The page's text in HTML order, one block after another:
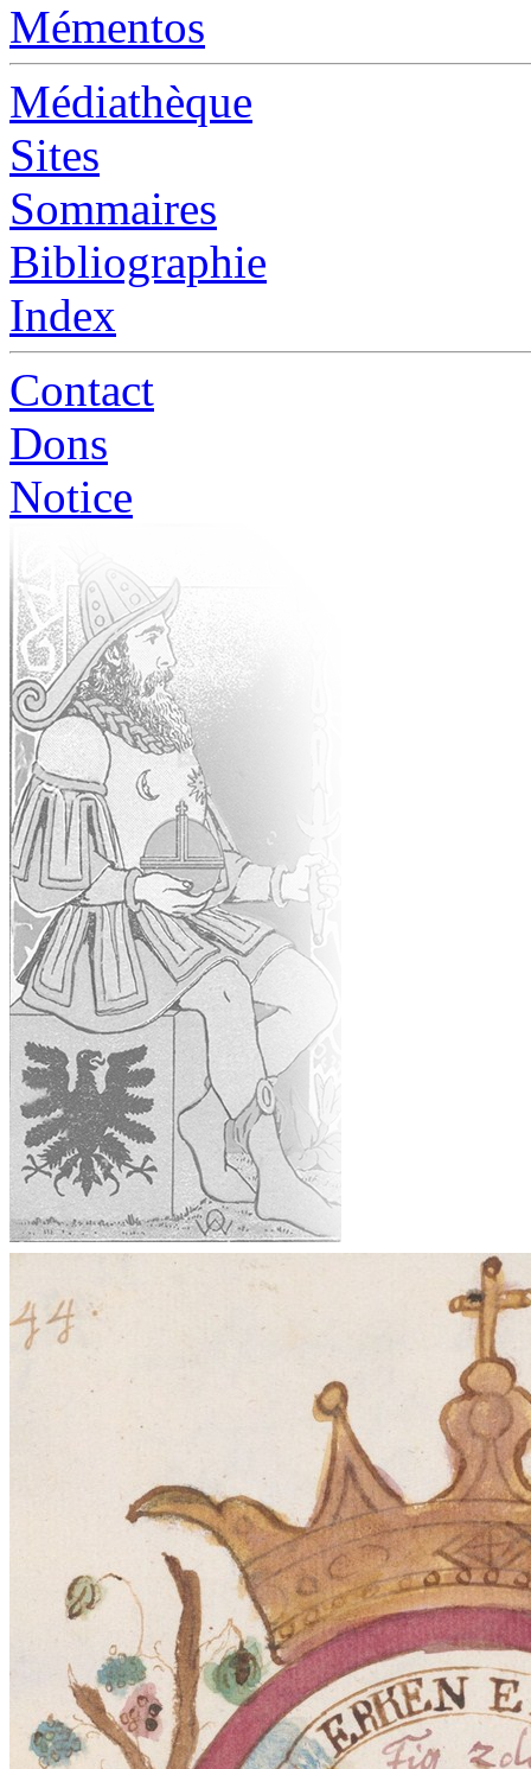
Mémentos
Médiathèque
Sites
Sommaires
Bibliographie
Index
Contact
Dons
Notice